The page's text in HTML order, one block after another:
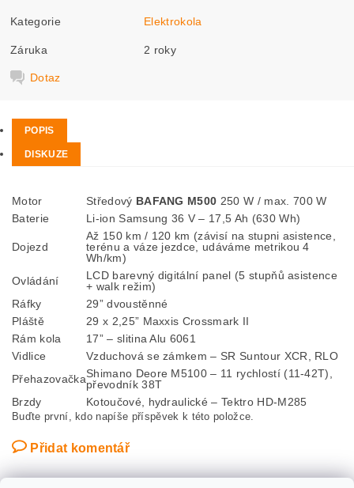
Kategorie Elektrokola
Záruka 2 roky
Dotaz
POPIS
DISKUZE
Motor Středový BAFANG M500 250 W / max. 700 W
Baterie
Li-ion Samsung 36 V – 17,5 Ah (630 Wh)
Dojezd
Až 150 km / 120 km (závisí na stupni asistence,
terénu a váze jezdce, udáváme metrikou 4
Wh/km)
Ovládání
LCD barevný digitální panel (5 stupňů asistence
+ walk režim)
Ráfky
29” dvoustěnné
Pláště
29 x 2,25” Maxxis Crossmark II
Rám kola
17” – slitina Alu 6061
Vidlice
Vzduchová se zámkem – SR Suntour XCR, RLO
PřehazovačkaShimano Deore M5100 – 11 rychlostí (11-42T),
převodník 38T
Brzdy
Kotoučové, hydraulické – Tektro HD-M285
Buďte první, kdo napíše příspěvek k této položce.
Přidat komentář